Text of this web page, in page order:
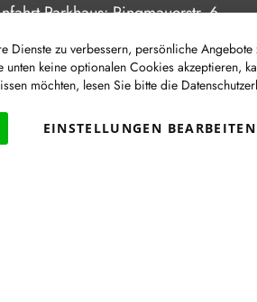
Parkhaus: Ringmauerstr. 6
Route
Impressum | Datenschutz |
WIDERRUFEN
Dienste zu verbessern, persönliche Angebote
unten keine optionalen Cookies akzeptieren,
möchten, lesen Sie bitte die
EINSTELLUNGEN BEARBEITEN